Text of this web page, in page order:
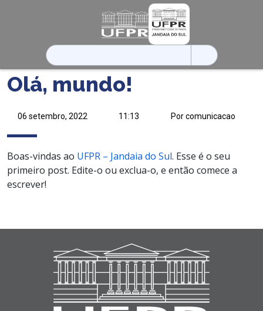
Pesquisar
por:
Olá, mundo!
06 setembro, 2022 11:13 Por comunicacao
Boas-vindas ao UFPR – Jandaia do Sul. Esse é o seu
primeiro post. Edite-o ou exclua-o, e então comece a
escrever!